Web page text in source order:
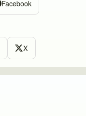
Facebook
X